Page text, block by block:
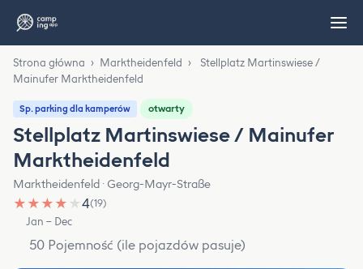
Strona główna › Marktheidenfeld ›
Stellplatz Martinswiese /
Mainufer Marktheidenfeld
Sp. parking dla kamperów otwarty
Stellplatz Martinswiese / Mainufer
Marktheidenfeld
Marktheidenfeld · Georg-Mayr-Straße
★ ★ ★ ★ ★4(19)
Jan – Dec
50 Pojemność (ile pojazdów pasuje)